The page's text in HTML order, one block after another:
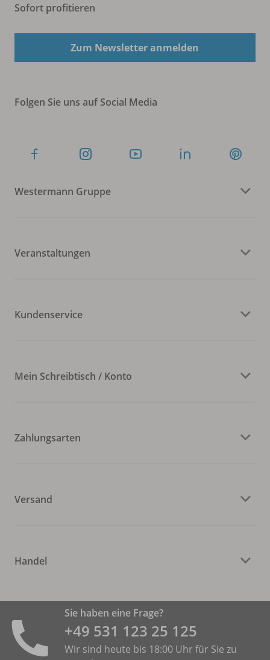
Sofort profitieren
Zum Newsletter anmelden
Folgen Sie uns auf Social Media
Westermann Gruppe
Veranstaltungen
Kundenservice
Mein Schreibtisch / Konto
Zahlungsarten
Versand
Handel
Sie haben eine Frage?
+49 531 ­123 25 125
Wir sind heute bis 18:00 Uhr für Sie zu